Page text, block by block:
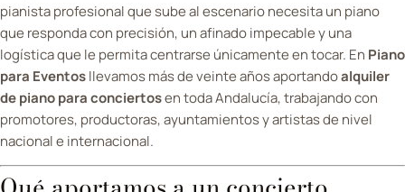
pianista profesional que sube al escenario necesita un piano
que responda con precisión, un afinado impecable y una
logística que le permita centrarse únicamente en tocar. En Piano
para Eventosllevamos más de veinte años aportandoalquiler
de piano para conciertosen toda Andalucía, trabajando con
promotores, productoras, ayuntamientos y artistas de nivel
nacional e internacional.